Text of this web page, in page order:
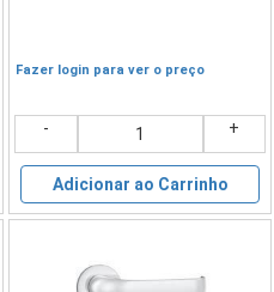
Fazer login para ver o preço
- +
Adicionar ao Carrinho